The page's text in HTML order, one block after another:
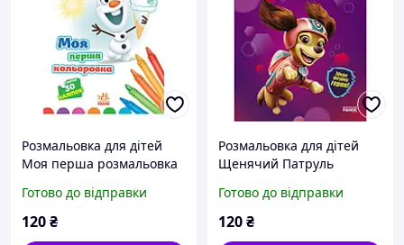
Розмальовка для дітей
Моя перша розмальовка
Готово до відправки
120₴
Розмальовка для дітей
Щенячий Патруль
Готово до відправки
120₴